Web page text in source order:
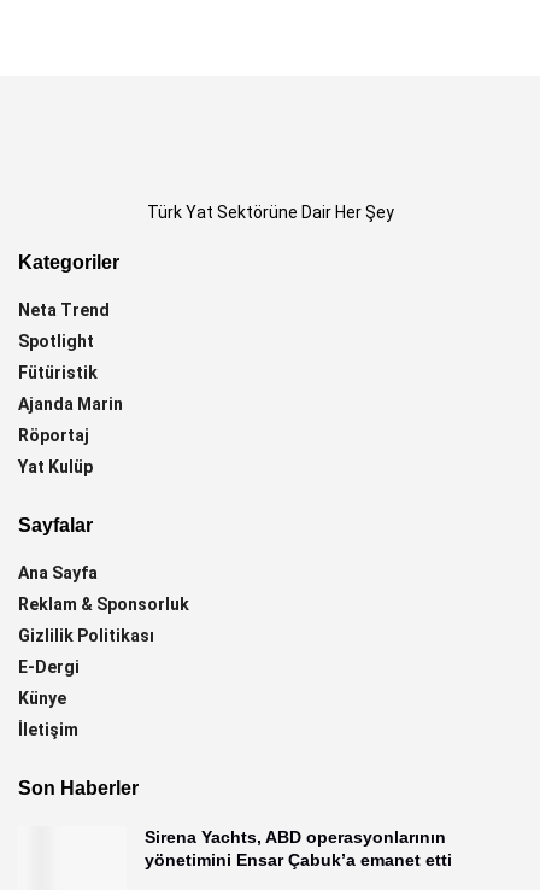
Türk Yat Sektörüne Dair Her Şey
Kategoriler
Neta Trend
Spotlight
Fütüristik
Ajanda Marin
Röportaj
Yat Kulüp
Sayfalar
Ana Sayfa
Reklam & Sponsorluk
Gizlilik Politikası
E-Dergi
Künye
İletişim
Son Haberler
Sirena Yachts, ABD operasyonlarının
yönetimini Ensar Çabuk’a emanet etti